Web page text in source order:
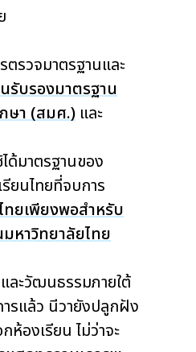
ตรวจมาตรฐานและ
รับรองมาตรฐาน
ษา (สมศ.) และ
ด้มาตรฐานของ
ยนไทยที่จบการ
ทยเพียงพอสำหรับ
มหาวิทยาลัยไทย
ละวัฒนธรรมภายใต้
รแล้ว นีวายังปลูกฝัง
องเรียน ไม่ว่าจะ